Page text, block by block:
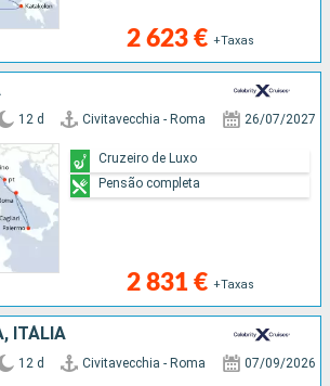
2 623 € +Taxas
12 d Civitavecchia - Roma 26/07/2027
2 831 € +Taxas
Cruzeiro de Luxo
Pensão completa
ITÁLIA
12 d Civitavecchia - Roma 07/09/2026